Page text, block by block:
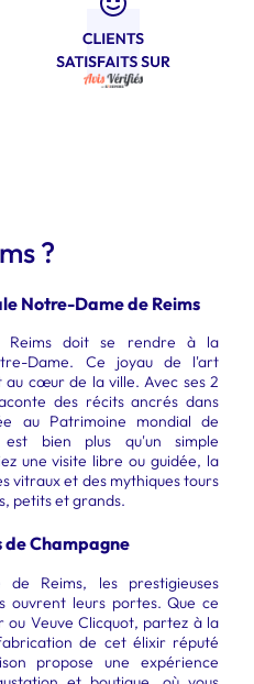
?
Notre-Dame de Reims
Reims doit se rendre à la
Dame. Ce joyau de l'art
cœur de la ville. Avec ses 2
des récits ancrés dans
au Patrimoine mondial de
est bien plus qu'un simple
une visite libre ou guidée, la
vitraux et des mythiques tours
petits et grands.
de Champagne
Reims, les prestigieuses
ouvrent leurs portes. Que ce
ou Veuve Clicquot, partez à la
de cet élixir réputé
propose une expérience